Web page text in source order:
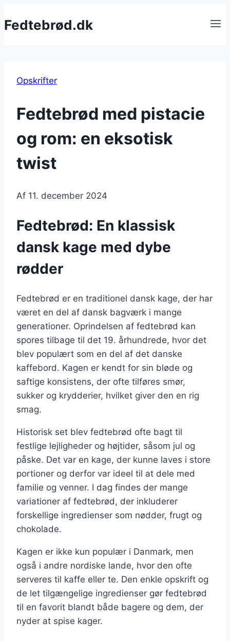
til
Fedtebrød.dk
Opskrifter
Fedtebrød med pistacie
og rom: en eksotisk
twist
Af 11. december 2024
Fedtebrød: En klassisk
dansk kage med dybe
rødder
Fedtebrød er en traditionel dansk kage, der har
været en del af dansk bagværk i mange
generationer. Oprindelsen af fedtebrød kan
spores tilbage til det 19. århundrede, hvor det
blev populært som en del af det danske
kaffebord. Kagen er kendt for sin bløde og
saftige konsistens, der ofte tilføres smør,
sukker og krydderier, hvilket giver den en rig
smag.
Historisk set blev fedtebrød ofte bagt til
festlige lejligheder og højtider, såsom jul og
påske. Det var en kage, der kunne laves i store
portioner og derfor var ideel til at dele med
familie og venner. I dag findes der mange
variationer af fedtebrød, der inkluderer
forskellige ingredienser som nødder, frugt og
chokolade.
Kagen er ikke kun populær i Danmark, men
også i andre nordiske lande, hvor den ofte
serveres til kaffe eller te. Den enkle opskrift og
de let tilgængelige ingredienser gør fedtebrød
til en favorit blandt både bagere og dem, der
nyder at spise kager.